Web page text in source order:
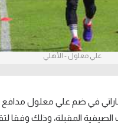
علي معلول - الأهلي
في ضم علي معلول مدافع
المقبلة، وذلك وفقا